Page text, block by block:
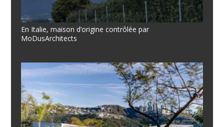
En Italie, maison d’origine contrôlée par
MoDusArchitects